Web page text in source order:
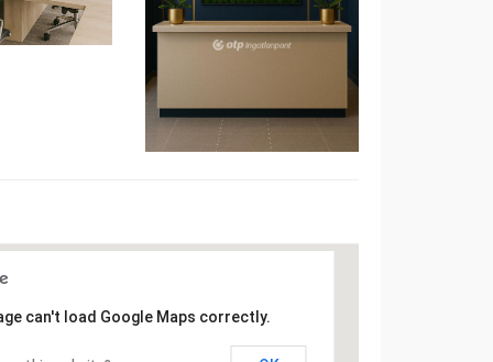
can't load Google Maps correctly.